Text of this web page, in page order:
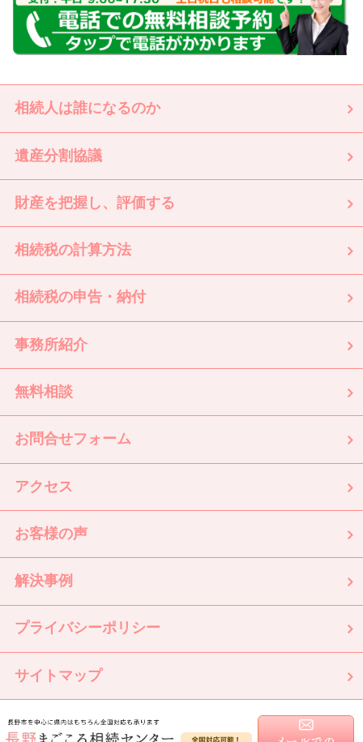
相続人は誰になるのか
遺産分割協議
財産を把握し、評価する
相続税の計算方法
相続税の申告・納付
事務所紹介
無料相談
お問合せフォーム
アクセス
お客様の声
解決事例
プライバシーポリシー
サイトマップ